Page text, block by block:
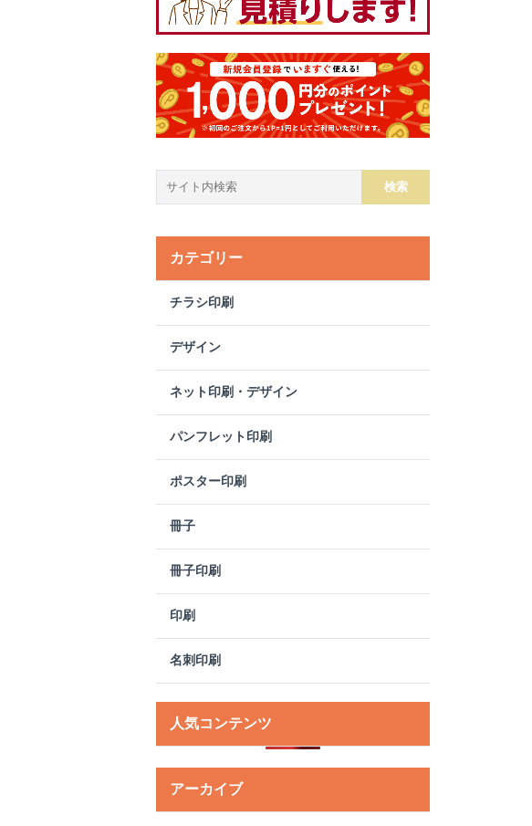
カテゴリー
チラシ印刷
デザイン
ネット印刷・デザイン
パンフレット印刷
ポスター印刷
冊子
冊子印刷
印刷
名刺印刷
人気コンテンツ
アーカイブ